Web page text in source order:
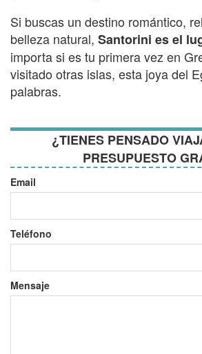
Si buscas un destino romántico,
belleza natural, Santorini es el
importa si es tu primera vez en
visitado otras islas, esta joya del
palabras.
¿TIENES PENSADO
PRESUPUESTO
Email
Teléfono
Mensaje